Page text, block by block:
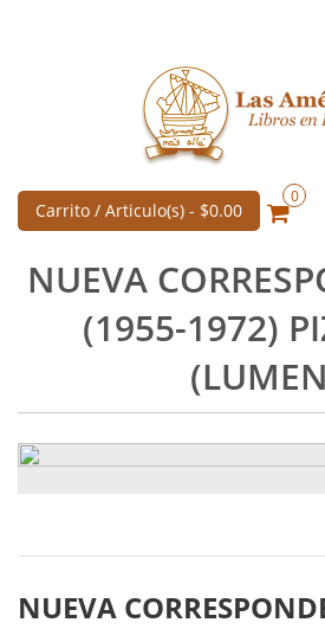
Carrito / Articulo(s) - $0.00
0
NUEVA
(1955-1972)
NUEVA